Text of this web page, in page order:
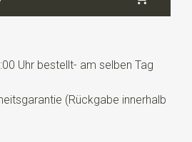
Uhr bestellt- am selben Tag
(Rückgabe innerhalb